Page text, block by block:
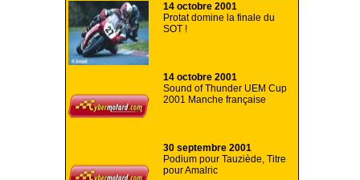
14 octobre 2001
Protat domine la finale du
SOT !
14 octobre 2001
Sound of Thunder UEM Cup
2001 Manche française
30 septembre 2001
Podium pour Tauziède, Titre
pour Amalric